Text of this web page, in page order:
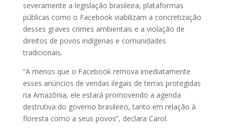
severamente a legislação brasileira, plataformas
públicas como o Facebook viabilizam a concretização
desses graves crimes ambientais e a violação de
direitos de povos indígenas e comunidades
tradicionais.
“A menos que o Facebook remova imediatamente
esses anúncios de vendas ilegais de terras protegidas
na Amazônia, ele estará promovendo a agenda
destrutiva do governo brasileiro, tanto em relação à
floresta como a seus povos”, declara Carol.